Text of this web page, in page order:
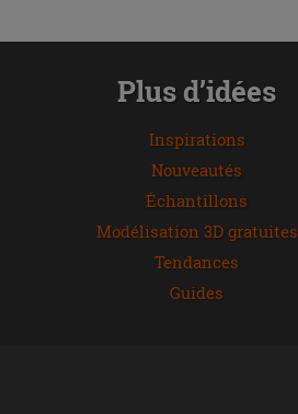
Plus d’idées
Inspirations
Nouveautés
Échantillons
Modélisation 3D gratuites
Tendances
Guides